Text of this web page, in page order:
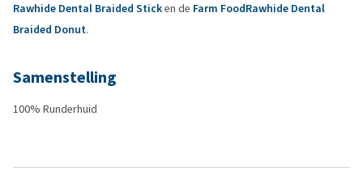
Rawhide Dental Braided Sticken de Farm FoodRawhide Dental
Braided Donut.
Samenstelling
100% Runderhuid